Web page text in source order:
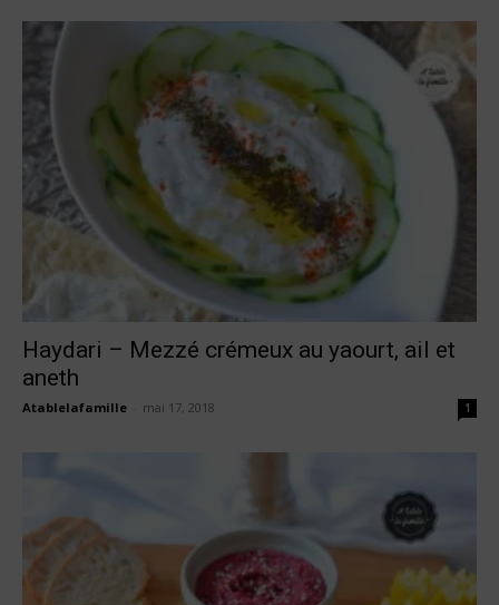
Haydari – Mezzé crémeux au yaourt, ail et
aneth
Atablelafamille mai 17, 2018 1